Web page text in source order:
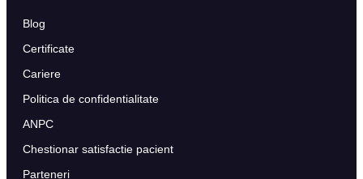
Blog
Certificate
Cariere
Politica de confidentialitate
ANPC
Chestionar satisfactie pacient
Parteneri